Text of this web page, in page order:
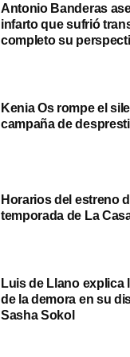
Antonio Banderas
infarto que sufrió
completo su
Kenia Os rompe el
campaña de
Horarios del estreno
temporada de La
Luis de Llano explica
de la demora en su
Sasha Sokol